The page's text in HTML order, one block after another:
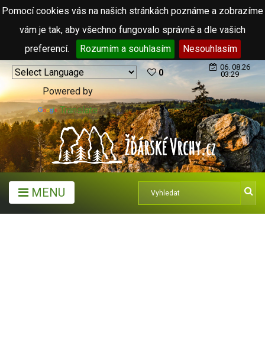
Pomocí cookies vás na našich stránkách poznáme a zobrazíme
vám je tak, aby všechno fungovalo správně a dle vašich
preferencí.
Rozumím a souhlasím Nesouhlasím
Powered by
Translate
0
06. 08.26
03:29
MENU